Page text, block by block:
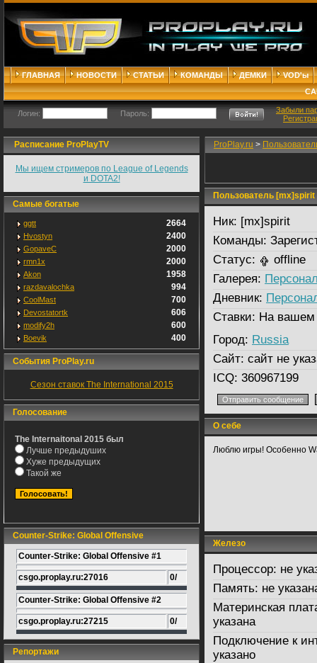
ГЛАВНАЯ НОВОСТИ СТАТЬИ КОМАНДЫ ДЕМКИ
VOD'ы
Логин: Пароль:
Забыли
Расписание ProPlayTV
Мы ищем стримеров по League of Legends
и DOTA2!
Самые богатые
ggtt 2664
Hvostyn 2400
GopaveC 2000
rmn1x 2000
Akon 1958
razdavalochka 994
CoolMast 700
Devostatortk 606
modify2h 600
Boevik 400
События ProPlay.ru
Сезон ставок The International 2015
Голосование
The Internaitonal 2015 был
Лучше предыдуших
Хуже предыдущих
Такой же
Counter-Strike: Global Offensive
Counter-Strike: Global Offensive #1
csgo.proplay.ru:27016 0/
Counter-Strike: Global Offensive #2
csgo.proplay.ru:27215 0/
Репортажи
ProPlay.ru >
Пользователь [mx]spirit
Ник: [mx]spirit
Команды:
Статус:
offline
Галерея:
Дневник:
Ставки: На вашем
Город: Russia
Сайт: сайт не
ICQ: 360967199
О себе
Люблю игры! Особенно
Железо
Процессор: не
Память: не
Материнская
указана
Подключение к
указано